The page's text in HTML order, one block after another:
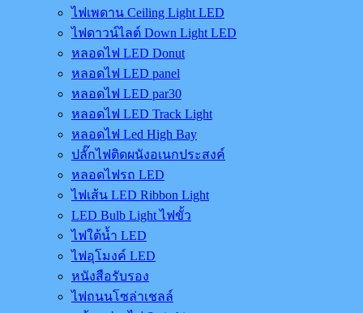
ไฟเพดาน Ceiling Light LED
ไฟดาวน์ไลต์ Down Light LED
หลอดไฟ LED Donut
หลอดไฟ LED panel
หลอดไฟ LED par30
หลอดไฟ LED Track Light
หลอดไฟ Led High Bay
ปลั๊กไฟติดผนังอเนกประสงค์
หลอดไฟรถ LED
ไฟเส้น LED Ribbon Light
LED Bulb Light ไฟขั้ว
ไฟใต้น้ำ LED
ไฟอุโมงค์ LED
หนังสือรับรอง
ไฟถนนโซล่าเชลล์